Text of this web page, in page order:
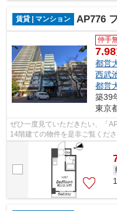
賃貸 | マンション AP776
仲手
7.98
都営
西武
都営
築39
東京
ぜひ一度見ていただきたい、「
14階建ての物件を是非ご覧くだ
ちらはマンションタイプになり